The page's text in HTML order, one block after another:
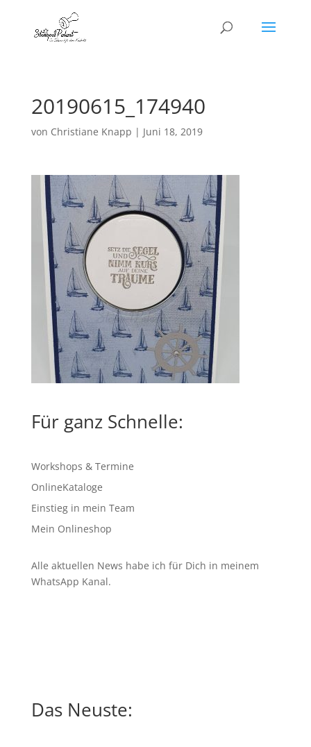
20190615_174940
von Christiane Knapp | Juni 18, 2019
Für ganz Schnelle:
Workshops & Termine
OnlineKataloge
Einstieg in mein Team
Mein Onlineshop
Alle aktuellen News habe ich für Dich in meinem
WhatsApp Kanal.
Das Neuste: